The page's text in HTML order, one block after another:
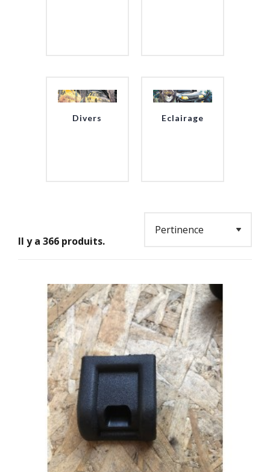
Divers Eclairage
Il y a 366 produits.